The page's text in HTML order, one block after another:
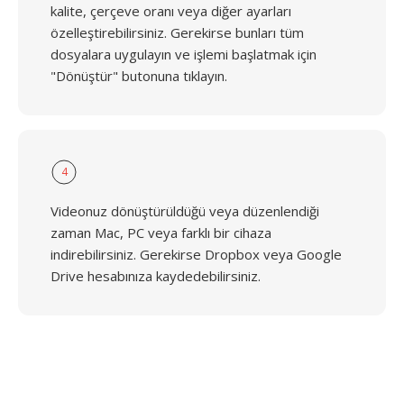
kalite, çerçeve oranı veya diğer ayarları
özelleştirebilirsiniz. Gerekirse bunları tüm
dosyalara uygulayın ve işlemi başlatmak için
"Dönüştür" butonuna tıklayın.
4
Videonuz dönüştürüldüğü veya düzenlendiği
zaman Mac, PC veya farklı bir cihaza
indirebilirsiniz. Gerekirse Dropbox veya Google
Drive hesabınıza kaydedebilirsiniz.